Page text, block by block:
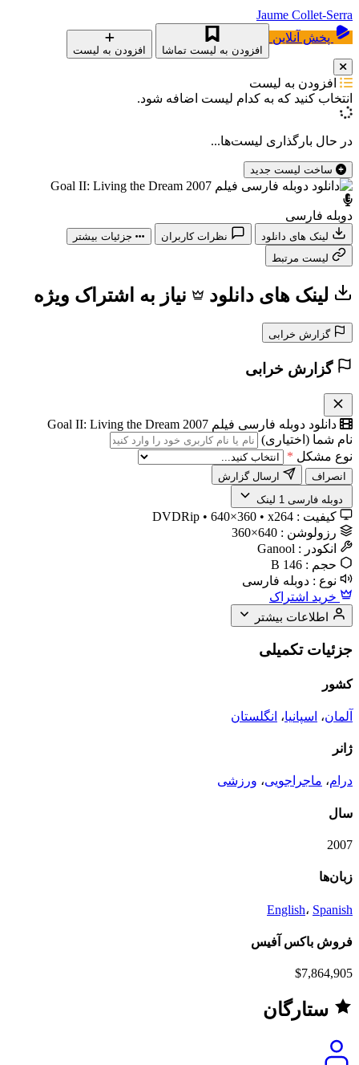
Jaume Collet-Serra
پخش آنلاین
افزودن به لیست تماشا افزودن به لیست
افزودن به لیست
انتخاب کنید که به کدام لیست اضافه شود.
در حال بارگذاری لیست‌ها...
دوبله فارسی
جزئیات بیشتر
لینک های دانلود نیاز به اشتراک ویژه
گزارش خرابی
گزارش خرابی
دانلود دوبله فارسی فیلم Goal II: Living the Dream 2007
نام شما (اختیاری)
نوع مشکل *
انصراف
️ دوبله فارسی 1 لینک
کیفیت : DVDRip • 640×360 • x264
رزولوشن : 640×360
انکودر : Ganool
حجم : 146 B
نوع : دوبله فارسی
خرید اشتراک
اطلاعات بیشتر
جزئیات تکمیلی
کشور
آلمان، اسپانیا، انگلستان
ژانر
درام، ماجراجویی، ورزشی
سال
2007
زبان‌ها
English، Spanish
فروش باکس آفیس
$7,864,905
ستارگان